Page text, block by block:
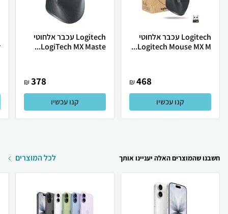
Logitech עכבר אלחוטי
Logitech Mouse MX M...
468
₪
קנו עכשיו
Logitech ‏עכבר ‏אלחוטי
LogiTech MX Maste...
378
₪
קנו עכשיו
חשבנו שהמוצרים האלה יעניינו אותך לכל המוצרים